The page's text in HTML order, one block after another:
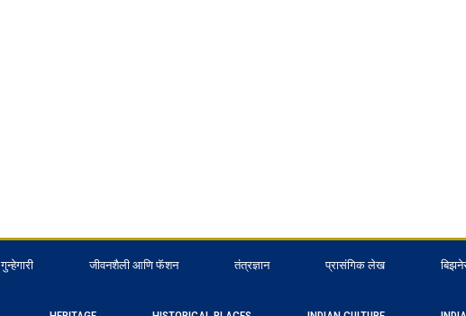
गुन्हेगारी जीवनशैली आणि फॅशन तंत्रज्ञान प्रासंगिक लेख